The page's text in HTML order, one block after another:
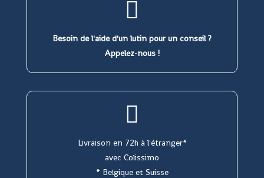
Besoin de l'aide d'un lutin pour un conseil ?
Appelez-nous !
Livraison en 72h à l'étranger*
avec Colissimo
* Belgique et Suisse